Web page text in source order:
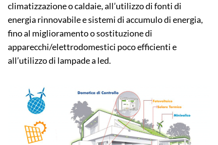
climatizzazione o caldaie, all’utilizzo di fonti di
energia rinnovabile e sistemi di accumulo di energia,
fino al miglioramento o sostituzione di
apparecchi/elettrodomestici poco efficienti e
all’utilizzo di lampade a led.